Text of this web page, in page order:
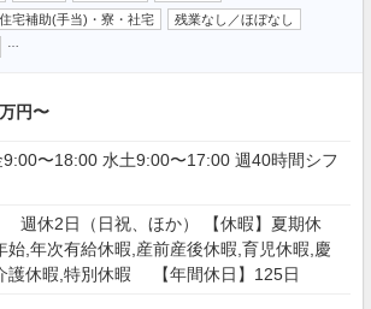
住宅補助(手当)・寮・社宅
残業なし／ほぼなし
円〜
9:00〜18:00 水土9:00〜17:00 週40時間シフ
週休2日（日祝、ほか） 【休暇】夏期休
始,年次有給休暇,産前産後休暇,育児休暇,慶
護休暇,特別休暇 【年間休日】125日